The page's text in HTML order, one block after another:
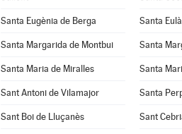
Santa Eugènia de Berga Santa
Santa Margarida de Montbui Santa
Santa Maria de Miralles Santa
Sant Antoni de Vilamajor Santa
Sant Boi de Lluçanès Sant